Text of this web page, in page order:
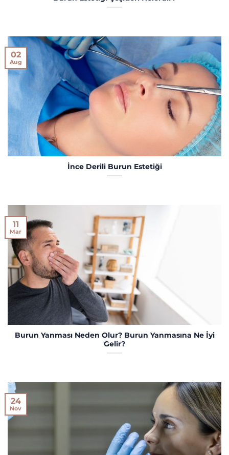
İnce Derili Burun Estetiği
02
Aug
Burun Yanması Neden Olur? Burun Yanmasına Ne İyi
Gelir?
11
Mar
24
Nov